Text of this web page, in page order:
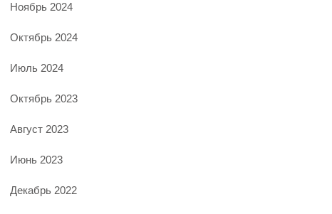
Ноябрь 2024
Октябрь 2024
Июль 2024
Октябрь 2023
Август 2023
Июнь 2023
Декабрь 2022